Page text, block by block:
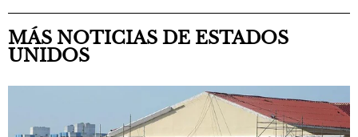
MÁS NOTICIAS DE ESTADOS
UNIDOS